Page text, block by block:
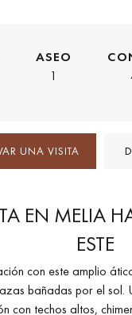
ASEO
1
UNA VISITA
EN MELIA
ESTE
con este amplio
bañadas por el sol.
con techos altos,